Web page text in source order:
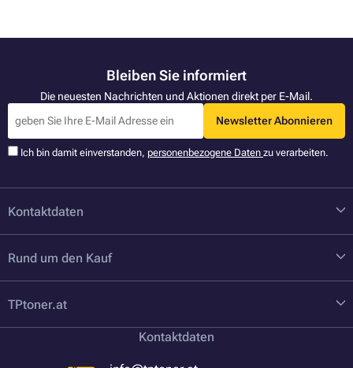
Bleiben Sie informiert
Die neuesten Nachrichten und Aktionen direkt per E-Mail.
Newsletter Abonnieren
Ich bin damit einverstanden, personenbezogene Daten zu verarbeiten.
Kontaktdaten
Rund um den Kauf
TPtoner.at
Kontaktdaten